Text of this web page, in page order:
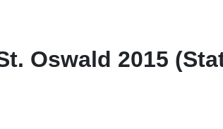
Oswald 2015